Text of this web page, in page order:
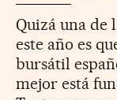
Quizá una de
este año es
bursátil
mejor está